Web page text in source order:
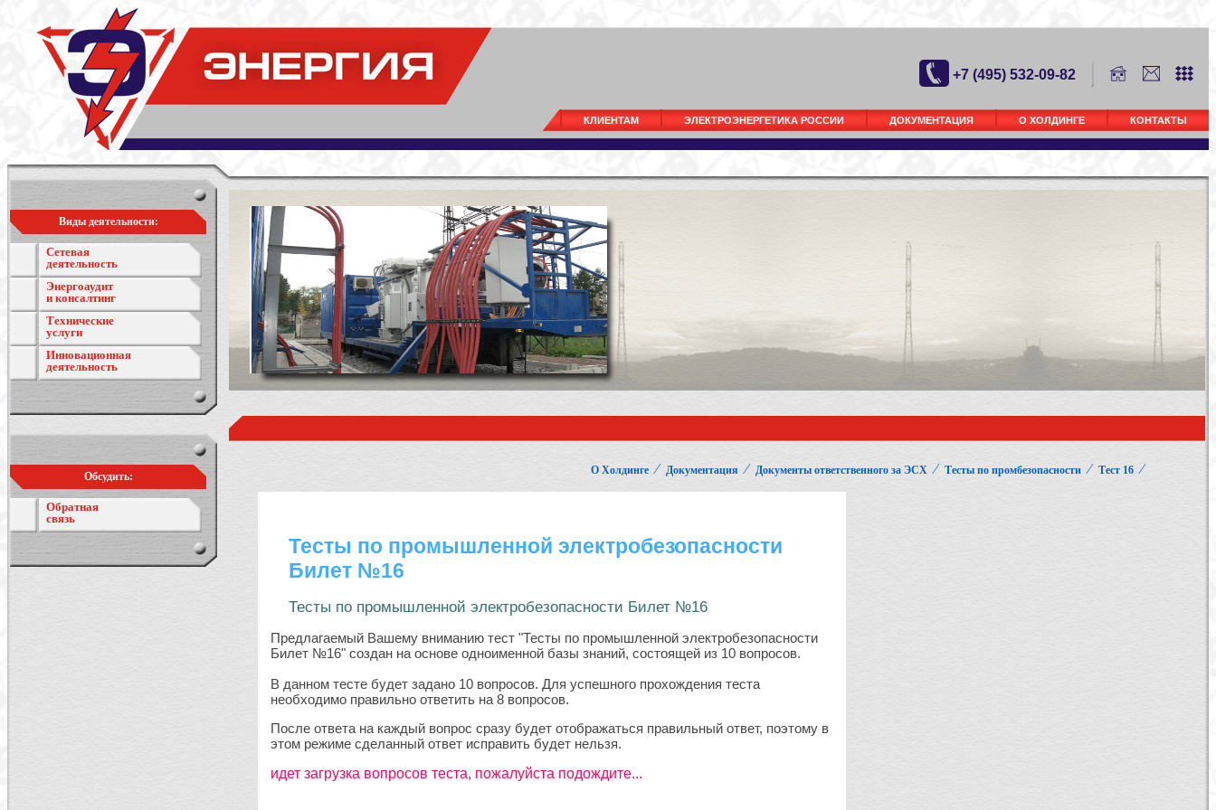
+7 (495) 532-09-82
КЛИЕНТАМ ЭЛЕКТРОЭНЕРГЕТИКА РОССИИ ДОКУМЕНТАЦИЯ О ХОЛДИНГЕ КОНТАКТЫ
Виды деятельности:
Сетевая
деятельность
Энергоаудит
и консалтинг
Технические
услуги
Инновационная
деятельность
Обсудить:
Обратная
связь
О Холдинге ⁄ Документация ⁄ Документы ответственного за ЭСХ ⁄ Тесты по промбезопасности ⁄ Тест 16 ⁄